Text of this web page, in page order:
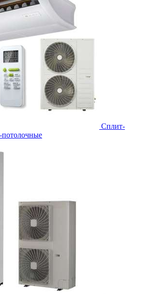
Сплит-
потолочные